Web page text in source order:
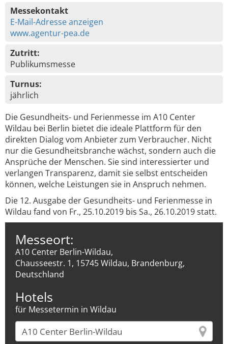
Messekontakt
E-Mail-Adresse anzeigen
www.agentur-pea.de
Zutritt:
Publikumsmesse
Turnus:
jährlich
Die Gesundheits- und Ferienmesse im A10 Center
Wildau bei Berlin bietet die ideale Plattform für den
direkten Dialog vom Anbieter zum Verbraucher. Nicht
nur die Gesundheitsbranche wächst, sondern auch die
Ansprüche der Menschen. Sie sind interessierter und
verlangen Transparenz, damit sie selbst entscheiden
können, welche Leistungen sie in Anspruch nehmen.
Die 12. Ausgabe der Gesundheits- und Ferienmesse in
Wildau fand von Fr., 25.10.2019 bis Sa., 26.10.2019 statt.
Messeort:
A10 Center Berlin-Wildau,
Chausseestr. 1, 15745 Wildau, Brandenburg,
Deutschland
Hotels
für Messetermin in Wildau